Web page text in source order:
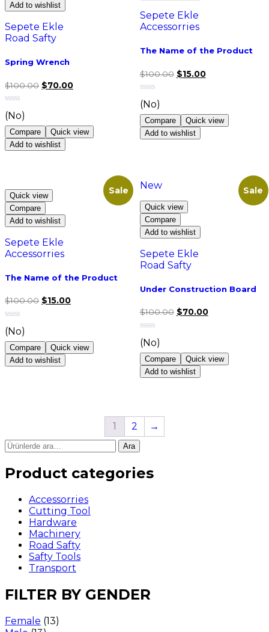
Add to wishlist
Sepete Ekle
Road Safty
Spring Wrench
$100.00 $70.00
(No)
Compare
Quick view
Add to wishlist
Sepete Ekle
Accessorries
The Name of the Product
$100.00 $15.00
(No)
Compare
Quick view
Add to wishlist
Sale
Quick view
Compare
Add to wishlist
Sepete Ekle
Accessorries
The Name of the Product
$100.00 $15.00
(No)
Compare
Quick view
Add to wishlist
New Sale
Quick view
Compare
Add to wishlist
Sepete Ekle
Road Safty
Under Construction Board
$100.00 $70.00
(No)
Compare
Quick view
Add to wishlist
1 2 →
Ara
Product categories
Accessorries
Cutting Tool
Hardware
Machinery
Road Safty
Safty Tools
Transport
FILTER BY GENDER
Female (13)